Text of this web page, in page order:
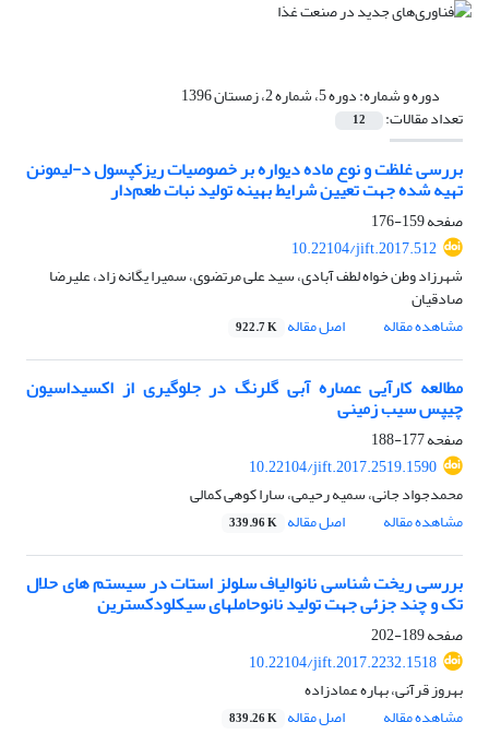
دوره و شماره:دوره 5، شماره 2، زمستان 1396
تعداد مقالات: 12
بررسی غلظت و نوع ماده دیواره بر خصوصیات ریزکپسول د-لیمونن
تهیه شده جهت تعیین شرایط بهینه تولید نبات طعم‌دار
صفحه159-176
10.22104/jift.2017.512
شهرزاد وطن خواه لطف آبادی، سید علی مرتضوی، سمیرا یگانه زاد، علیرضا
صادقیان
مشاهده مقاله
اصل مقاله 922.7 K
مطالعه کارآیی عصاره آبی گلرنگ در جلوگیری از اکسیداسیون
چیپس سیب زمینی
صفحه177-188
10.22104/jift.2017.2519.1590
محمدجواد جانی، سمیه رحیمی، سارا کوهی کمالی
مشاهده مقاله
اصل مقاله 339.96 K
بررسی ریخت شناسی نانوالیاف سلولز استات در سیستم های حلال
تک و چند جزئی جهت تولید نانوحاملهای سیکلودکسترین
صفحه189-202
10.22104/jift.2017.2232.1518
بهروز قرآنی، بهاره عمادزاده
مشاهده مقاله
اصل مقاله 839.26 K